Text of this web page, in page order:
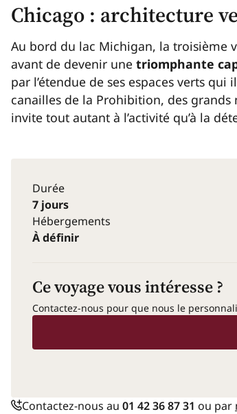
Chicago : architecture
Au bord du lac Michigan, la troisième
avant de devenir une triomphante
par l’étendue de ses espaces verts
canailles de la Prohibition, des grands
invite tout autant à l’activité qu’à la
Durée
7 jours
Hébergements
À définir
Ce voyage vous intéresse ?
Contactez-nous pour que nous le
Contactez-nous au 01 42 36 87 31 ou par